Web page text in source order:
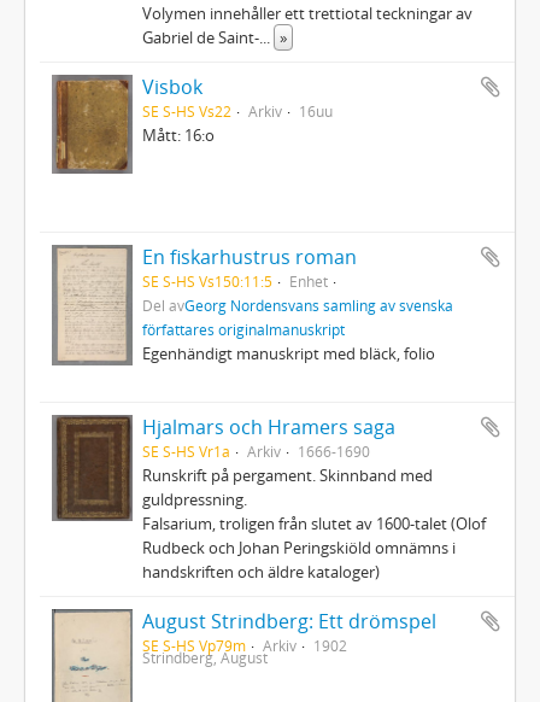
Volymen innehåller ett trettiotal teckningar av
Gabriel de Saint-... »
Visbok
SE S-HS Vs22 Arkiv 16uu
Mått: 16:o
En fiskarhustrus roman
SE S-HS Vs150:11:5
Enhet
Del avGeorg Nordensvans samling av svenska
författares originalmanuskript
Egenhändigt manuskript med bläck, folio
Hjalmars och Hramers saga
SE S-HS Vr1a Arkiv 1666-1690
Runskrift på pergament. Skinnband med
guldpressning.
Falsarium, troligen från slutet av 1600-talet (Olof
Rudbeck och Johan Peringskiöld omnämns i
handskriften och äldre kataloger)
August Strindberg: Ett drömspel
SE S-HS Vp79m Arkiv 1902
Strindberg, August